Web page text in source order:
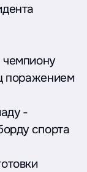
поражением
-
спорта